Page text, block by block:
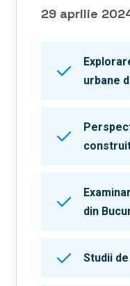
29 aprilie
urbane
din
Studii